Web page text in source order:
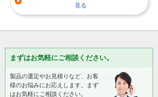
見る
まずはお気軽にご相談ください。
製品の選定やお見積りなど、お客
様のお悩みにお応えします。まず
はお気軽にご相談ください。